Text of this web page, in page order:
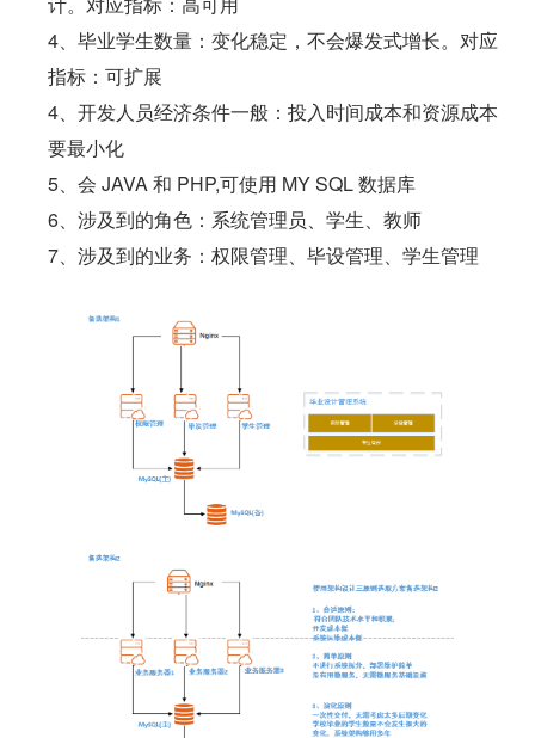
4、毕业学生数量：变化稳定，不会爆发式增长。对应
指标：可扩展
4、开发人员经济条件一般：投入时间成本和资源成本
要最小化
5、会 JAVA 和 PHP,可使用 MY SQL 数据库
6、涉及到的角色：系统管理员、学生、教师
7、涉及到的业务：权限管理、毕设管理、学生管理